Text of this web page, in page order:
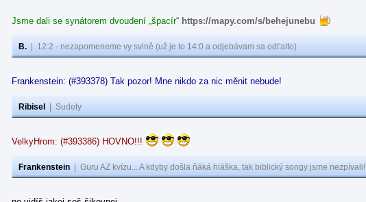
Jsme dali se synátorem dvoudení „špacír“ https://mapy.com/s/behejunebu
B. 12:2 - nezapomeneme vy svině (už je to 14:0 a odjebávam sa odťalto)
Frankenstein: (#393378) Tak pozor! Mne nikdo za nic měnit nebude!
Ribisel Sudety
VelkyHrom: (#393386) HOVNO!!!
Frankenstein Guru AZ kvízu... A kdyby došla ňáká hláška, tak biblický songy jsme nezpívali!